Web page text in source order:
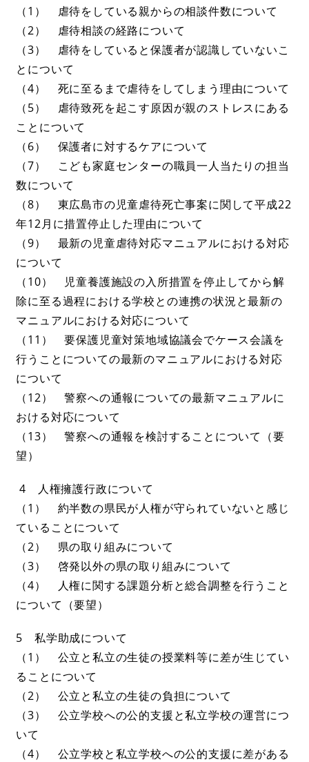
（1） 虐待をしている親からの相談件数について
（2） 虐待相談の経路について
（3） 虐待をしていると保護者が認識していないこ
とについて
（4） 死に至るまで虐待をしてしまう理由について
（5） 虐待致死を起こす原因が親のストレスにある
ことについて
（6） 保護者に対するケアについて
（7） こども家庭センターの職員一人当たりの担当
数について
（8） 東広島市の児童虐待死亡事案に関して平成22
年12月に措置停止した理由について
（9） 最新の児童虐待対応マニュアルにおける対応
について
（10） 児童養護施設の入所措置を停止してから解
除に至る過程における学校との連携の状況と最新の
マニュアルにおける対応について
（11） 要保護児童対策地域協議会でケース会議を
行うことについての最新のマニュアルにおける対応
について
（12） 警察への通報についての最新マニュアルに
おける対応について
（13） 警察への通報を検討することについて（要
望）
4 人権擁護行政について
（1） 約半数の県民が人権が守られていないと感じ
ていることについて
（2） 県の取り組みについて
（3） 啓発以外の県の取り組みについて
（4） 人権に関する課題分析と総合調整を行うこと
について（要望）
5 私学助成について
（1） 公立と私立の生徒の授業料等に差が生じてい
ることについて
（2） 公立と私立の生徒の負担について
（3） 公立学校への公的支援と私立学校の運営につ
いて
（4） 公立学校と私立学校への公的支援に差がある